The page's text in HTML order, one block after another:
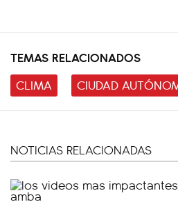
TEMAS RELACIONADOS
CLIMA
CIUDAD
NOTICIAS RELACIONADAS